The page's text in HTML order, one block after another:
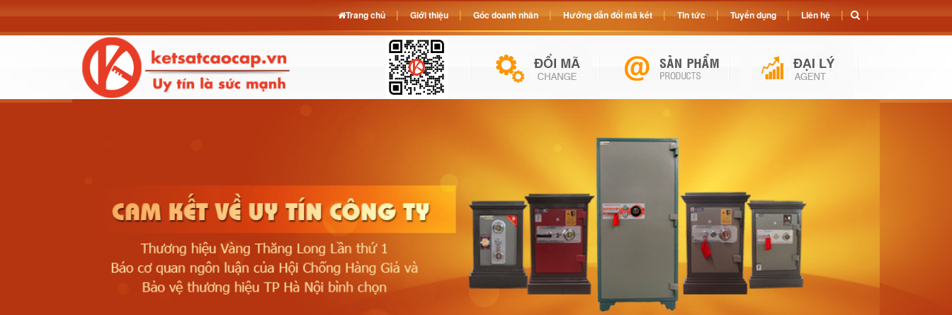
Trang chủ Giới thiệu Góc doanh nhân Hướng dẫn đổi mã két Tin tức Tuyển dụng Liên hệ